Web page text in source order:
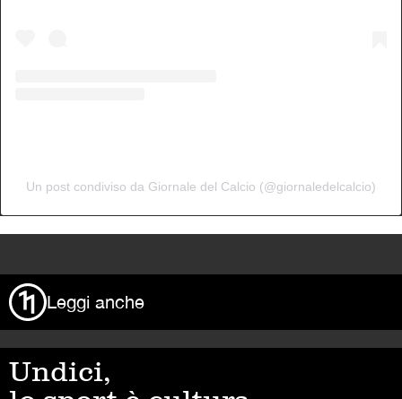
Un post condiviso da Giornale del Calcio (@giornaledelcalcio)
Leggi anche
Undici,